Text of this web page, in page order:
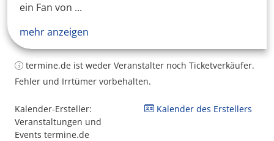
ein Fan von ...
mehr anzeigen
termine.de ist weder Veranstalter noch Ticketverkäufer.
Fehler und Irrtümer vorbehalten.
Kalender-Ersteller:
Veranstaltungen und
Events termine.de
Kalender des Erstellers